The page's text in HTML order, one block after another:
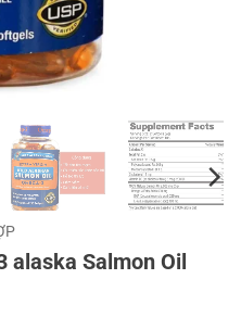
alaska Salmon Oil